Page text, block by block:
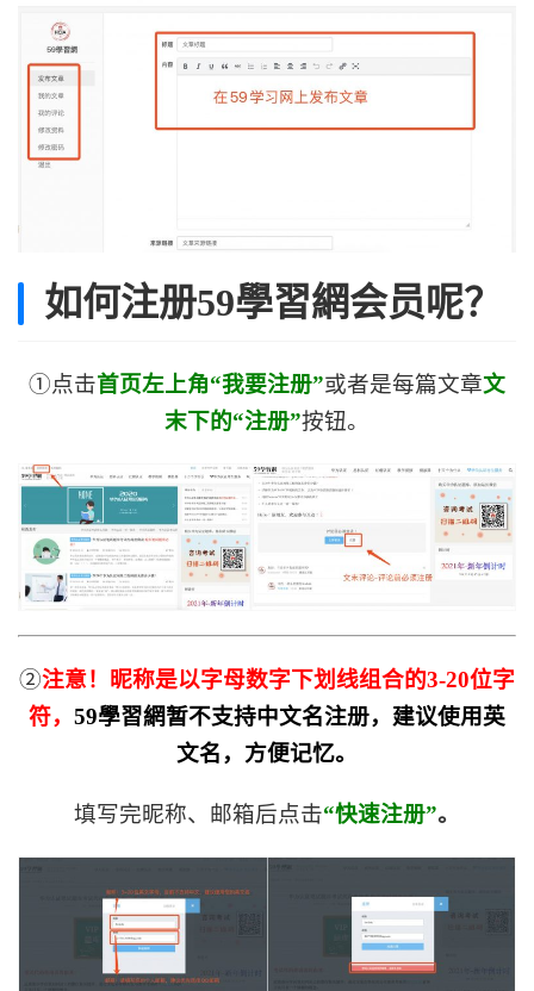
如何注册59學習網会员呢？
①点击首页左上角“我要注册”或者是每篇文章文
末下的“注册”按钮。
②注意！昵称是以字母数字下划线组合的3-20位字
符， 59學習網暂不支持中文名注册，建议使用英
文名，方便记忆。
填写完昵称、邮箱后点击“快速注册”。